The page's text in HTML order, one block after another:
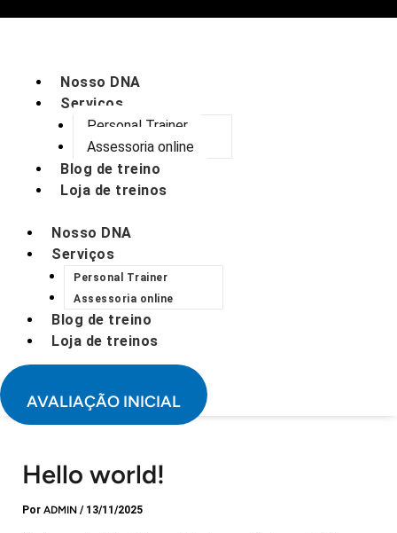
IR
CONTEÚDO
Nosso DNA
Serviços
Personal Trainer
Assessoria online
Blog de treino
Loja de treinos
Nosso DNA
Serviços
Personal Trainer
Assessoria online
Blog de treino
Loja de treinos
AVALIAÇÃO INICIAL
Hello world!
Por ADMIN / 13/11/2025